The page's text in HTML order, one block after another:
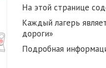
На этой странице
Каждый лагерь
дороги»
Подробная